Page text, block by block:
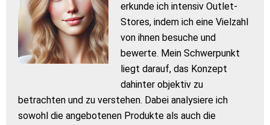
erkunde ich intensiv Outlet-
Stores, indem ich eine Vielzahl
von ihnen besuche und
bewerte. Mein Schwerpunkt
liegt darauf, das Konzept
dahinter objektiv zu
betrachten und zu verstehen. Dabei analysiere ich
sowohl die angebotenen Produkte als auch die